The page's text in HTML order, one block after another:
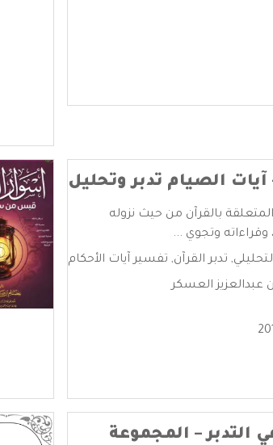
آيات الصيام تدبر وتحليل
بالقرآن من حيث نزوله
وقراءاته وتجوي ...
, تدبر القرآن, تفسير آيات الأحكام
العسكر
التدبر – المجموعة